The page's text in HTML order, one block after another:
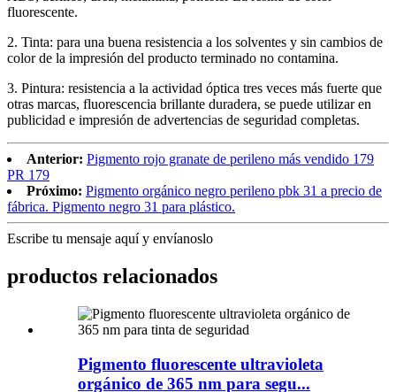
fluorescente.
2. Tinta: para una buena resistencia a los solventes y sin cambios de
color de la impresión del producto terminado no contamina.
3. Pintura: resistencia a la actividad óptica tres veces más fuerte que
otras marcas, fluorescencia brillante duradera, se puede utilizar en
publicidad e impresión de advertencias de seguridad completas.
Anterior: Pigmento rojo granate de perileno más vendido 179
PR 179
Próximo: Pigmento orgánico negro perileno pbk 31 a precio de
fábrica. Pigmento negro 31 para plástico.
Escribe tu mensaje aquí y envíanoslo
productos relacionados
Pigmento fluorescente ultravioleta
orgánico de 365 nm para segu...